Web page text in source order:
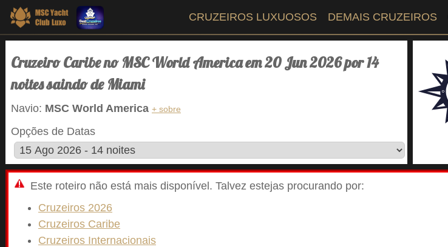
CRUZEIROS LUXUOSOS DEMAIS CRUZEIROS
Cruzeiro Caribe no MSC World America em 20 Jun 2026 por 14
noites saindo de Miami
Navio: MSC World America + sobre
Opções de Datas
Este roteiro não está mais disponível. Talvez estejas procurando por:
Cruzeiros 2026
Cruzeiros Caribe
Cruzeiros Internacionais